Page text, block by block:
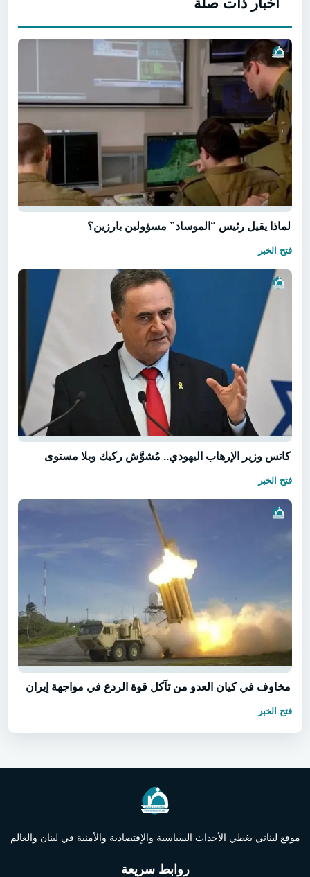
أخبار ذات صلة
لماذا يقيل رئيس “الموساد” مسؤولين بارزين؟
فتح الخبر
كاتس وزير الإرهاب اليهودي.. مُشوَّش ركيك وبلا مستوى
فتح الخبر
مخاوف في كيان العدو من تآكل قوة الردع في مواجهة إيران
فتح الخبر
موقع لبناني يغطي الأحداث السياسية والإقتصادية والأمنية في لبنان والعالم
روابط سريعة